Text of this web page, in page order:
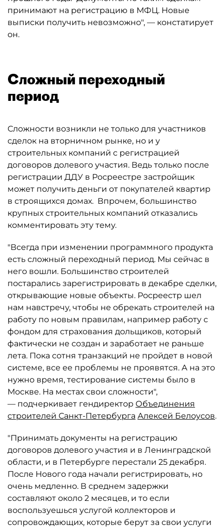
принимают на регистрацию в МФЦ. Новые
выписки получить невозможно", — констатирует
он.
Сложный переходный
период
Сложности возникли не только для участников
сделок на вторничном рынке, но и у
строительных компаний с регистрацией
договоров долевого участия. Ведь только после
регистрации ДДУ в Росреестре застройщик
может получить деньги от покупателей квартир
в строящихся домах. Впрочем, большинство
крупных строительных компаний отказались
комментировать эту тему.
"Всегда при изменении программного продукта
есть сложный переходный период. Мы сейчас в
него вошли. Большинство строителей
постарались зарегистрировать в декабре сделки,
открывающие новые объекты. Росреестр шел
нам навстречу, чтобы не обрекать строителей на
работу по новым правилам, например работу с
фондом для страхования дольщиков, который
фактически не создан и заработает не раньше
лета. Пока сотня транзакций не пройдет в новой
системе, все ее проблемы не проявятся. А на это
нужно время, тестирование системы было в
Москве. На местах свои сложности",
— подчеркивает гендиректор Объединения
строителей Санкт-Петербурга Алексей Белоусов.
"Принимать документы на регистрацию
договоров долевого участия и в Ленинградской
области, и в Петербурге перестали 25 декабря.
После Нового года начали регистрировать, но
очень медленно. В среднем задержки
составляют около 2 месяцев, и то если
воспользуешься услугой коллекторов и
сопровождающих, которые берут за свои услуги